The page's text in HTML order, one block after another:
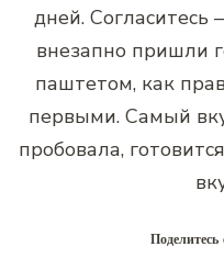
дней. Согласитесь
внезапно пришли
паштетом, как
первыми. Самый
пробовала,
Поделитесь